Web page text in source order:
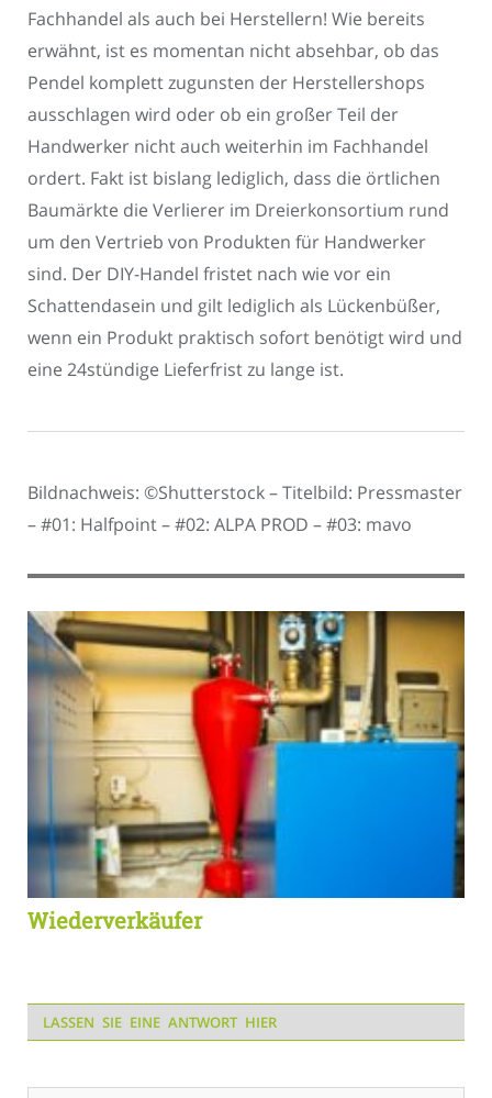
Fachhandel als auch bei Herstellern! Wie bereits
erwähnt, ist es momentan nicht absehbar, ob das
Pendel komplett zugunsten der Herstellershops
ausschlagen wird oder ob ein großer Teil der
Handwerker nicht auch weiterhin im Fachhandel
ordert. Fakt ist bislang lediglich, dass die örtlichen
Baumärkte die Verlierer im Dreierkonsortium rund
um den Vertrieb von Produkten für Handwerker
sind. Der DIY-Handel fristet nach wie vor ein
Schattendasein und gilt lediglich als Lückenbüßer,
wenn ein Produkt praktisch sofort benötigt wird und
eine 24stündige Lieferfrist zu lange ist.
Bildnachweis: ©Shutterstock – Titelbild: Pressmaster
– #01: Halfpoint – #02: ALPA PROD – #03: mavo
Wiederverkäufer
LASSEN SIE EINE ANTWORT HIER